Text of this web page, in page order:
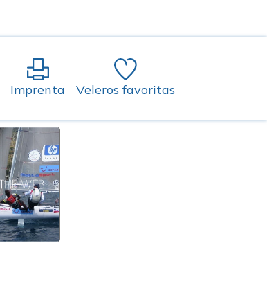
Imprenta Veleros favoritas